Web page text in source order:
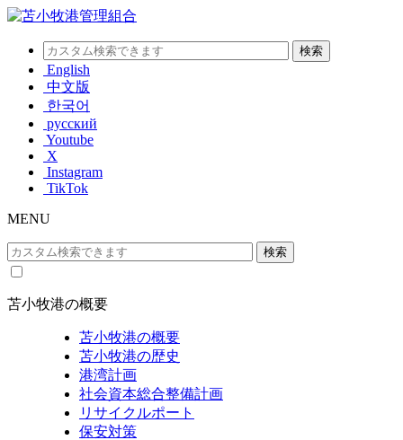
English
中文版
한국어
русский
Youtube
X
Instagram
TikTok
MENU
苫小牧港の概要
苫小牧港の概要
苫小牧港の歴史
港湾計画
社会資本総合整備計画
リサイクルポート
保安対策